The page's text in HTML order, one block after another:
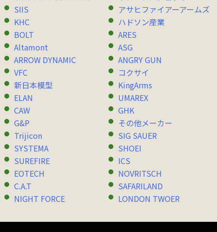
SIIS
アサヒファイアーアームズ
KHC
ハドソン産業
BOLT
ARES
Altamont
ASG
ARROW DYNAMIC
ANGRY GUN
VFC
コクサイ
新日本模型
KingArms
ELAN
UMAREX
CAW
GHK
G&P
その他メーカー
Trijicon
SIG SAUER
SYSTEMA
SHOEI
SUREFIRE
ICS
EOTECH
NOVRITSCH
C.A.T
SAFARILAND
NIGHT FORCE
LONDON TWOER